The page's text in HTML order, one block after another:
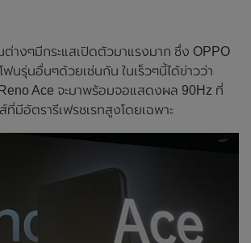
างๆมีกระแสเปิดตัวมาแรงมาก ซึ่ง OPPO
นรุ่นอื่นๆด้วยเช่นกัน ในเร็วๆนี้ได้ข่าวว่า
Ace จะมาพร้อมจอแสดงผล 90Hz ที่
ที่มีอัตรารีเฟรชเรทสูงโดยเฉพาะ